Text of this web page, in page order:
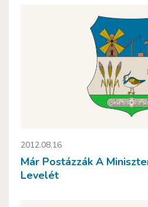
2012.08.16
Már Postázzák A
Levelét